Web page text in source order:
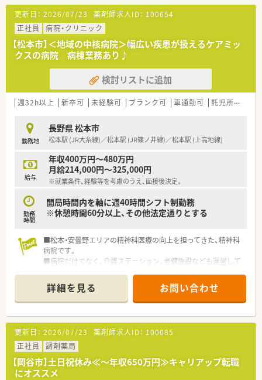
【求人情報について】
■ 年収は500万円から600万円の範囲で、経験や就業条件などを
考慮し、面接後に決定される高給与の求人でございます。
■ 転勤は一切なく、車通勤が可能で、週32時間以上の勤務で正社
員として安定して長く働くことができる環境です。
■ e-Learningなどの教育制度が充実しており、未経験の方やブ
ランクがある方も安心してスキルアップを目指せる条件です。
【勤務実態について】
■ 休日情報は週休2日制で、日曜、祝日、その他平日1日が休みと
■ 詳しい残業頻度や有給消化率についての情報提供は難しいた
め、追加で詳細情報を確認したい項目でございます。
■ 週休2日制で日曜・祝日がお休みのため、プライベートの時間
をしっかりと確保できるバランスの取れた働き方が可能です。
更新日： 2026/07/23 薬剤師求人ID： 100654
正社員
病院・クリニック
【松本市】＜地域の中核病院＞幅広い疾患が扱えるケアミッ
クスの病院 病棟業務あり♪
検討リストに追加
週32h以上 新卒可 未経験可 ブランク可 車通勤可 託児所あり
勤務地
長野県 松本市
松本駅 (JR大糸線)／松本駅 (JR篠ノ井線)／松本駅 (上高地線)
給与
年収400万円～480万円
月給214,000円～325,000円
※就業条件、経験等を考慮のうえ、面接後決定。
勤務
時間
開局時間内を軸に週40時間シフト制勤務
※休憩時間60分以上、その他法定通りとする
■松本・安曇野エリアの精神科医療の向上を担ってきた、精神科
病院です。
■病院だけでなく、介護ステーション、老健施設なども運営して
詳細を見る お問い合わせ
更新日： 2026/07/23 薬剤師求人ID： 100085
正社員
調剤薬局
【岡谷市】土日祝休み≪～年収650万円≫キャリアップ転職
にオススメ